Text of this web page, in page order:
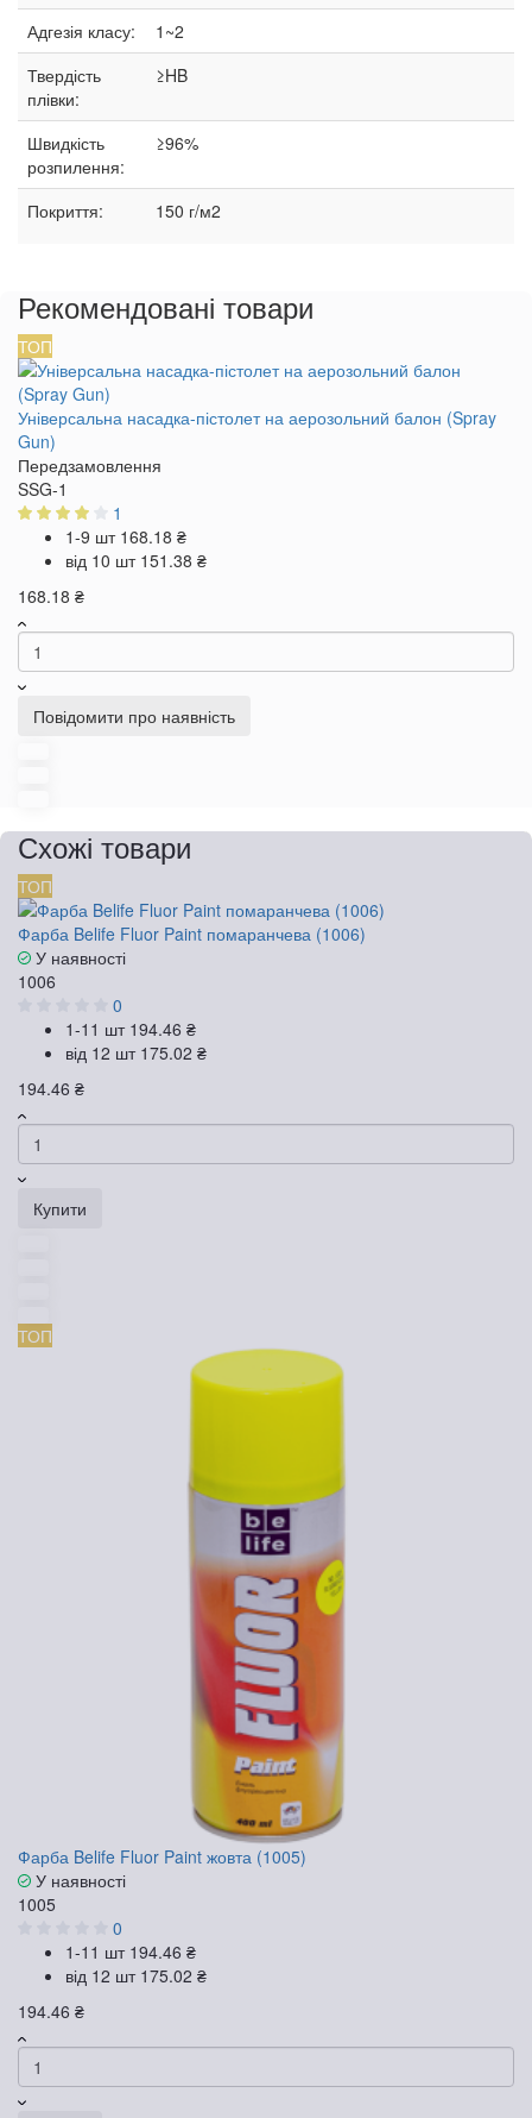
Адгезія класу:
1~2
Твердість
плівки:
≥HB
Швидкість
розпилення:
≥96%
Покриття: 150 г/м2
Рекомендовані товари
ТОП
Універсальна насадка-пістолет на аерозольний балон (Spray
Gun)
Передзамовлення
SSG-1
1
1-9 шт 168.18 ₴
від 10 шт 151.38 ₴
168.18 ₴
Повідомити про наявність
Схожі товари
ТОП
Фарба Belife Fluor Paint помаранчева (1006)
У наявності
1006
0
1-11 шт 194.46 ₴
від 12 шт 175.02 ₴
194.46 ₴
Купити
ТОП
Фарба Belife Fluor Paint жовта (1005)
У наявності
1005
0
1-11 шт 194.46 ₴
від 12 шт 175.02 ₴
194.46 ₴